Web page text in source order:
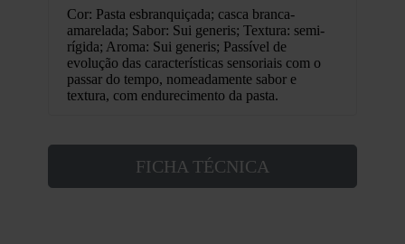
Cor: Pasta esbranquiçada; casca branca-
amarelada; Sabor: Sui generis; Textura: semi-
rígida; Aroma: Sui generis; Passível de
evolução das características sensoriais com o
passar do tempo, nomeadamente sabor e
textura, com endurecimento da pasta.
FICHA TÉCNICA